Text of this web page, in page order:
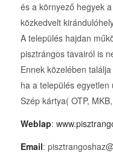
és a környező hegyek
közkedvelt
A település hajdan
pisztrángos tavairól is
Ennek közelében
ha a település
Szép kártya( OTP,
Weblap:
Email: